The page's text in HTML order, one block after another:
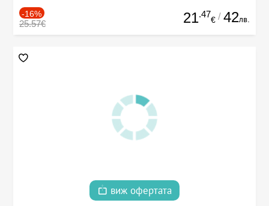
-16%
25.57€ 21.47
€ / 42лв.
виж офертата